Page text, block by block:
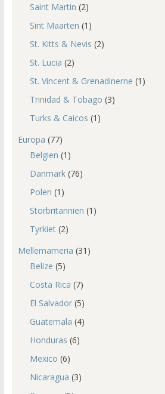
Saint Martin (2)
Sint Maarten (1)
St. Kitts & Nevis (2)
St. Lucia (2)
St. Vincent & Grenadinerne (1)
Trinidad & Tobago (3)
Turks & Caicos (1)
Europa (77)
Belgien (1)
Danmark(76)
Polen (1)
Storbritannien (1)
Tyrkiet(2)
Mellemameria (31)
Belize (5)
Costa Rica (7)
El Salvador(5)
Guatemala (4)
Honduras (6)
Mexico (6)
Nicaragua (3)